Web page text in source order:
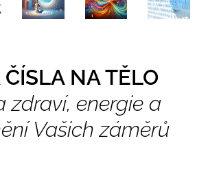
ČÍSLA NA TĚLO
zdraví, energie a
Vašich záměrů